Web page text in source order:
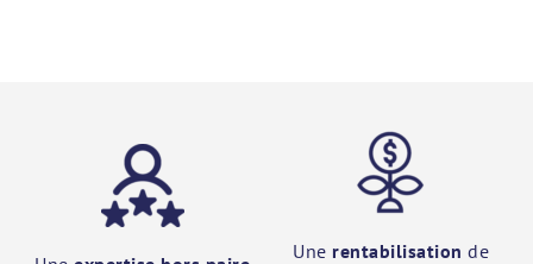
Une rentabilisation de